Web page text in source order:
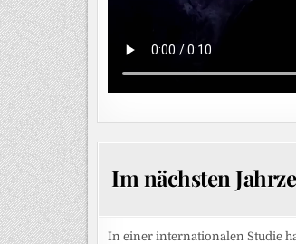
Im nächsten
In einer internationalen Studie